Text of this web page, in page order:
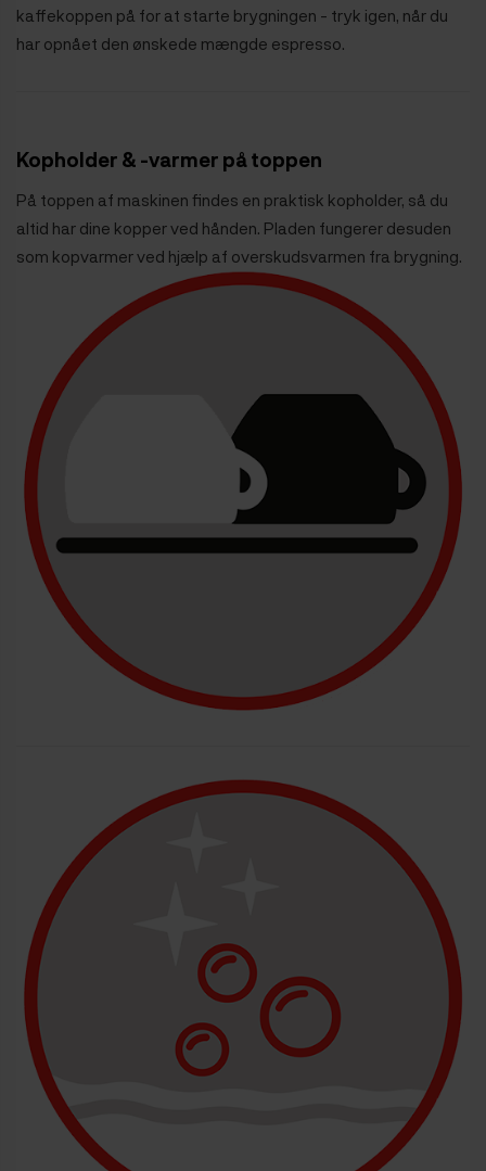
kaffekoppen på for at starte brygningen - tryk igen, når du
har opnået den ønskede mængde espresso.
Kopholder & -varmer på toppen
På toppen af maskinen findes en praktisk kopholder, så du
altid har dine kopper ved hånden. Pladen fungerer desuden
som kopvarmer ved hjælp af overskudsvarmen fra brygning.